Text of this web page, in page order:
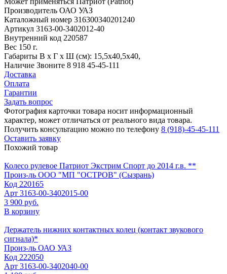
Производитель ОАО УАЗ
Каталожный номер 316300340201240
Артикул 3163-00-3402012-40
Внутренний код 220587
Вес 150 г.
Габариты В х Г х Ш (см): 15,5х40,5х40,
Наличие Звоните 8 918 45-45-111
Доставка
Оплата
Гарантии
Задать вопрос
Фотография карточки товара носит информационный
характер, может отличаться от реального вида товара.
Получить консультацию можно по телефону 8 (918)-45-45-111
Оставить заявку
Похожий товар
Колесо рулевое Патриот Экстрим Спорт до 2014 г.в. **
Произ-ль ООО "МП "ОСТРОВ" (Сызрань)
Код 220165
Арт 3163-00-3402015-00
3 900 руб.
В корзину
Держатель нижних контактных колец (контакт звукового
сигнала)*
Произ-ль ОАО УАЗ
Код 222050
Арт 3163-00-3402040-00